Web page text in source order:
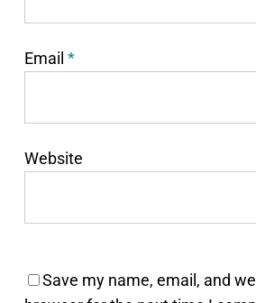
Email *
Website
Save my name, email, and